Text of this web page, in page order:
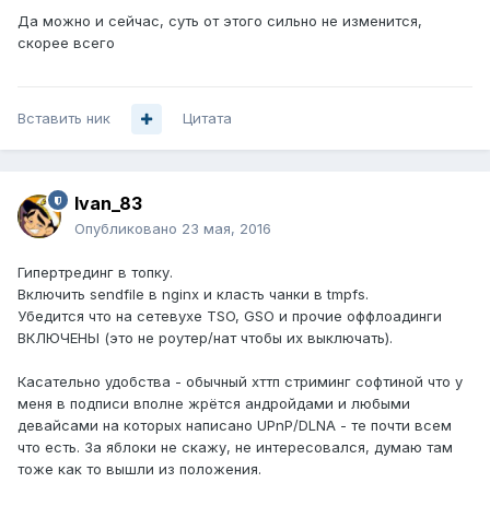
Да можно и сейчас, суть от этого сильно не изменится,
скорее всего
Вставить ник Цитата
Ivan_83
Опубликовано 23 мая, 2016
Гипертрединг в топку.
Включить sendfile в nginx и класть чанки в tmpfs.
Убедится что на сетевухе TSO, GSO и прочие оффлоадинги
ВКЛЮЧЕНЫ (это не роутер/нат чтобы их выключать).
Касательно удобства - обычный хттп стриминг софтиной что у
меня в подписи вполне жрётся андройдами и любыми
девайсами на которых написано UPnP/DLNA - те почти всем
что есть. За яблоки не скажу, не интересовался, думаю там
тоже как то вышли из положения.